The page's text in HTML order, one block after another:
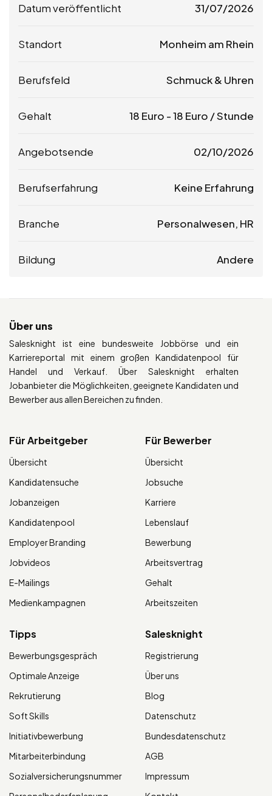
Datum veröffentlicht 31/07/2026
Standort Monheim am Rhein
Berufsfeld Schmuck & Uhren
Gehalt 18 Euro -18 Euro / Stunde
Angebotsende 02/10/2026
Berufserfahrung Keine Erfahrung
Branche Personalwesen, HR
Bildung Andere
Über uns
Salesknight ist eine bundesweite Jobbörse und ein
Karriereportal mit einem großen Kandidatenpool für
Handel und Verkauf. Über Salesknight erhalten
Jobanbieter die Möglichkeiten, geeignete Kandidaten und
Bewerber aus allen Bereichen zu finden.
Für Arbeitgeber
Übersicht
Kandidatensuche
Jobanzeigen
Kandidatenpool
Employer Branding
Jobvideos
E-Mailings
Medienkampagnen
Für Bewerber
Übersicht
Jobsuche
Karriere
Lebenslauf
Bewerbung
Arbeitsvertrag
Gehalt
Arbeitszeiten
Tipps
Bewerbungsgespräch
Optimale Anzeige
Rekrutierung
Soft Skills
Initiativbewerbung
Mitarbeiterbindung
Sozialversicherungsnummer
Salesknight
Registrierung
Über uns
Blog
Datenschutz
Bundesdatenschutz
AGB
Impressum